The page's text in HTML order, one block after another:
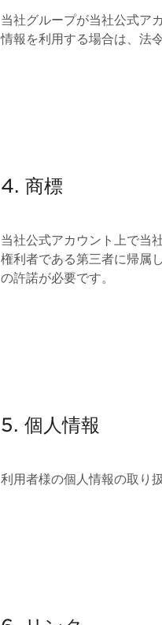
当社グループが当社公式ア
情報を利用する場合は、法
4. 商標
当社公式アカウント上で当
権利者である第三者に帰属
の許諾が必要です。
5. 個人情報
利用者様の個人情報の取り